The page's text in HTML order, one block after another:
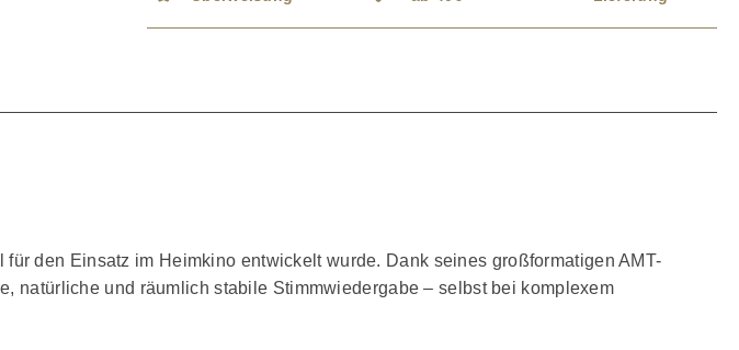
den Einsatz im Heimkino entwickelt wurde. Dank seines großformatigen AMT-
natürliche und räumlich stabile Stimmwiedergabe – selbst bei komplexem